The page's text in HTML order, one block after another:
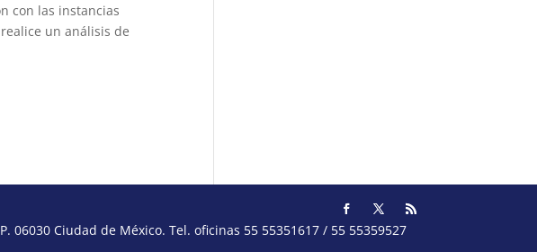
con las instancias
un análisis de
Ciudad de México. Tel. oficinas 55 55351617 / 55 55359527